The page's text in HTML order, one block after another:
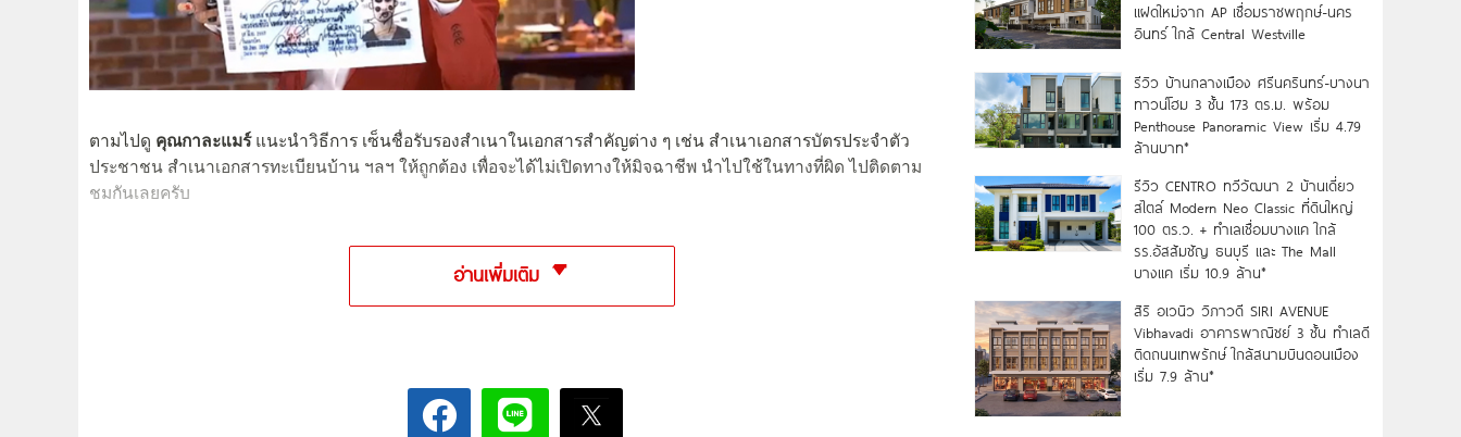
ตามไปดู คุณกาละแมร์แนะนำวิธีการ เซ็นชื่อรับรองสำเนาในเอกสารสำคัญต่าง ๆ เช่น สำเนาเอกสารบัตรประจำตัว
ประชาชน สำเนาเอกสารทะเบียนบ้าน ฯลฯ ให้ถูกต้อง เพื่อจะได้ไม่เปิดทางให้มิจฉาชีพ นำไปใช้ในทางที่ผิด ไปติดตาม
ชมกันเลยครับ
อ่านเพิ่มเติม
แฝดใหม่จาก AP เชื่อมราชพฤกษ์-นคร
อินทร์ ใกล้ Central Westville
รีวิว บ้านกลางเมือง ศรีนครินทร์-บางนา
ทาวน์โฮม 3 ชั้น 173 ตร.ม. พร้อม
Penthouse Panoramic View เริ่ม 4.79
ล้านบาท*
รีวิว CENTRO ทวีวัฒนา 2 บ้านเดี่ยว
สไตล์ Modern Neo Classic ที่ดินใหญ่
100 ตร.ว. + ทำเลเชื่อมบางแค ใกล้
รร.อัสสัมชัญ ธนบุรี และ The Mall
บางแค เริ่ม 10.9 ล้าน*
สิริ อเวนิว วิภาวดี SIRI AVENUE
Vibhavadi อาคารพาณิชย์ 3 ชั้น ทำเลดี
ติดถนนเทพรักษ์ ใกล้สนามบินดอนเมือง
เริ่ม 7.9 ล้าน*